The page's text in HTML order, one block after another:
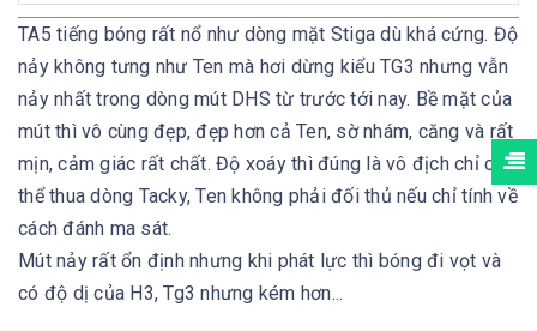
TA5 tiếng bóng rất nổ như dòng mặt Stiga dù khá cứng. Độ
nảy không tưng như Ten mà hơi dừng kiểu TG3 nhưng vẫn
nảy nhất trong dòng mút DHS từ trước tới nay. Bề mặt của
mút thì vô cùng đẹp, đẹp hơn cả Ten, sờ nhám, căng và rất
mịn, cảm giác rất chất. Độ xoáy thì đúng là vô địch chỉ có
thể thua dòng Tacky, Ten không phải đối thủ nếu chỉ tính về
cách đánh ma sát.
Mút nảy rất ổn định nhưng khi phát lực thì bóng đi vọt và
có độ dị của H3, Tg3 nhưng kém hơn...